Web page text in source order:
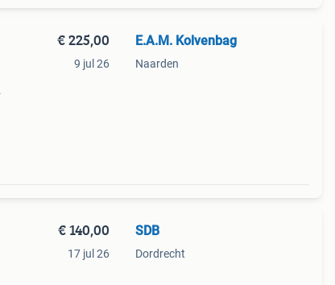
€ 225,00
9 jul 26
E.A.M. Kolvenbag
Naarden
€ 140,00
17 jul 26
SDB
Dordrecht